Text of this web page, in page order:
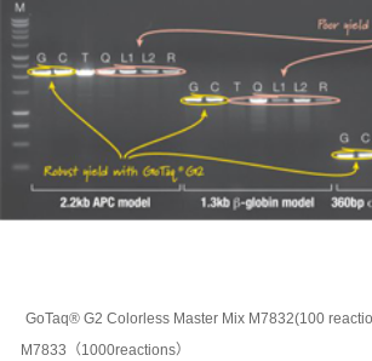
GoTaq® G2 Colorless Master Mix M7832(100
M7833（1000reactions）